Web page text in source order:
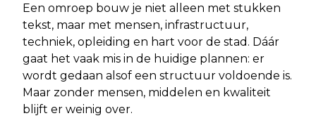
Een omroep bouw je niet alleen met stukken
tekst, maar met mensen, infrastructuur,
techniek, opleiding en hart voor de stad. Dáár
gaat het vaak mis in de huidige plannen: er
wordt gedaan alsof een structuur voldoende is.
Maar zonder mensen, middelen en kwaliteit
blijft er weinig over.